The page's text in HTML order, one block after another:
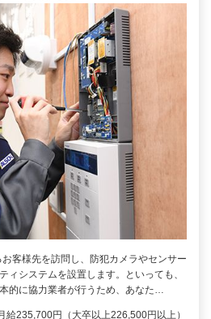
客様先を訪問し、防犯カメラやセンサー
ィシステムを設置します。といっても、
的に協力業者が行うため、あなた…
給235,700円（大卒以上226,500円以上）